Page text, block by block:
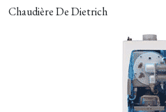
Chaudière De Dietrich